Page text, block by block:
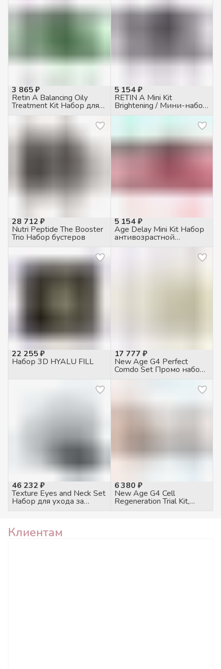
3 865 ₽
Retin A Balancing Oily
Treatment Kit Набор для
жирной кожи
5 154 ₽
RETIN A Mini Kit
Brightening / Мини-набор
осветляющий
28 712 ₽
Nutri Peptide The Booster
Trio Набор бустеров
5 154 ₽
Age Delay Mini Kit Набор
антивозрастной
22 255 ₽
Набор 3D HYALU FILL
17 777 ₽
New Age G4 Perfect
Comdo Set Промо набор
46 232 ₽
Texture Eyes and Neck Set
Набор для ухода за
6 380 ₽
New Age G4 Cell
Regeneration Trial Kit,
Клиентам